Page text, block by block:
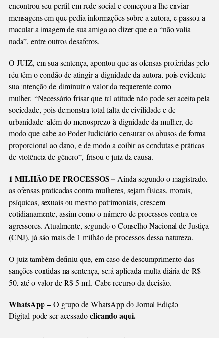
encontrou seu perfil em rede social e começou a lhe enviar
mensagens em que pedia informações sobre a autora, e passou a
macular a imagem de sua amiga ao dizer que ela “não valia
nada”, entre outros desaforos.
O JUIZ, em sua sentença, apontou que as ofensas proferidas pelo
réu têm o condão de atingir a dignidade da autora, pois evidente
sua intenção de diminuir o valor da requerente como
mulher. “Necessário frisar que tal atitude não pode ser aceita pela
sociedade, pois demonstra total falta de civilidade e de
urbanidade, além do menosprezo à dignidade da mulher, de
modo que cabe ao Poder Judiciário censurar os abusos de forma
proporcional ao dano, e de modo a coibir as condutas e práticas
de violência de gênero”, frisou o juiz da causa.
1 MILHÃO DE PROCESSOS –Ainda segundo o magistrado,
as ofensas praticadas contra mulheres, sejam físicas, morais,
psíquicas, sexuais ou mesmo patrimoniais, crescem
cotidianamente, assim como o número de processos contra os
agressores. Atualmente, segundo o Conselho Nacional de Justiça
(CNJ), já são mais de 1 milhão de processos dessa natureza.
O juiz também definiu que, em caso de descumprimento das
sanções contidas na sentença, será aplicada multa diária de R$
50, até o valor de R$ 5 mil. Cabe recurso da decisão.
WhatsApp – O grupo de WhatsApp do Jornal Edição
Digital pode ser acessado clicando aqui.